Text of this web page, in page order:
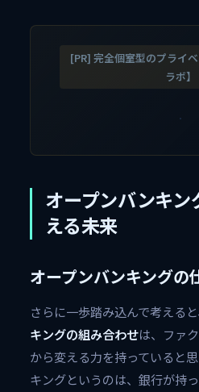
[PR] 完全個室型のプライ
ラボ】
オープンバンキン
える未来
オープンバンキングの
さらに一歩踏み込んで考える
キングの組み合わせは、ファ
から変える力を持っていると
キングというのは、銀行が持